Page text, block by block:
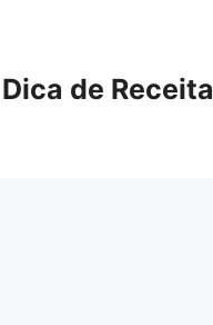
Dica de Receita